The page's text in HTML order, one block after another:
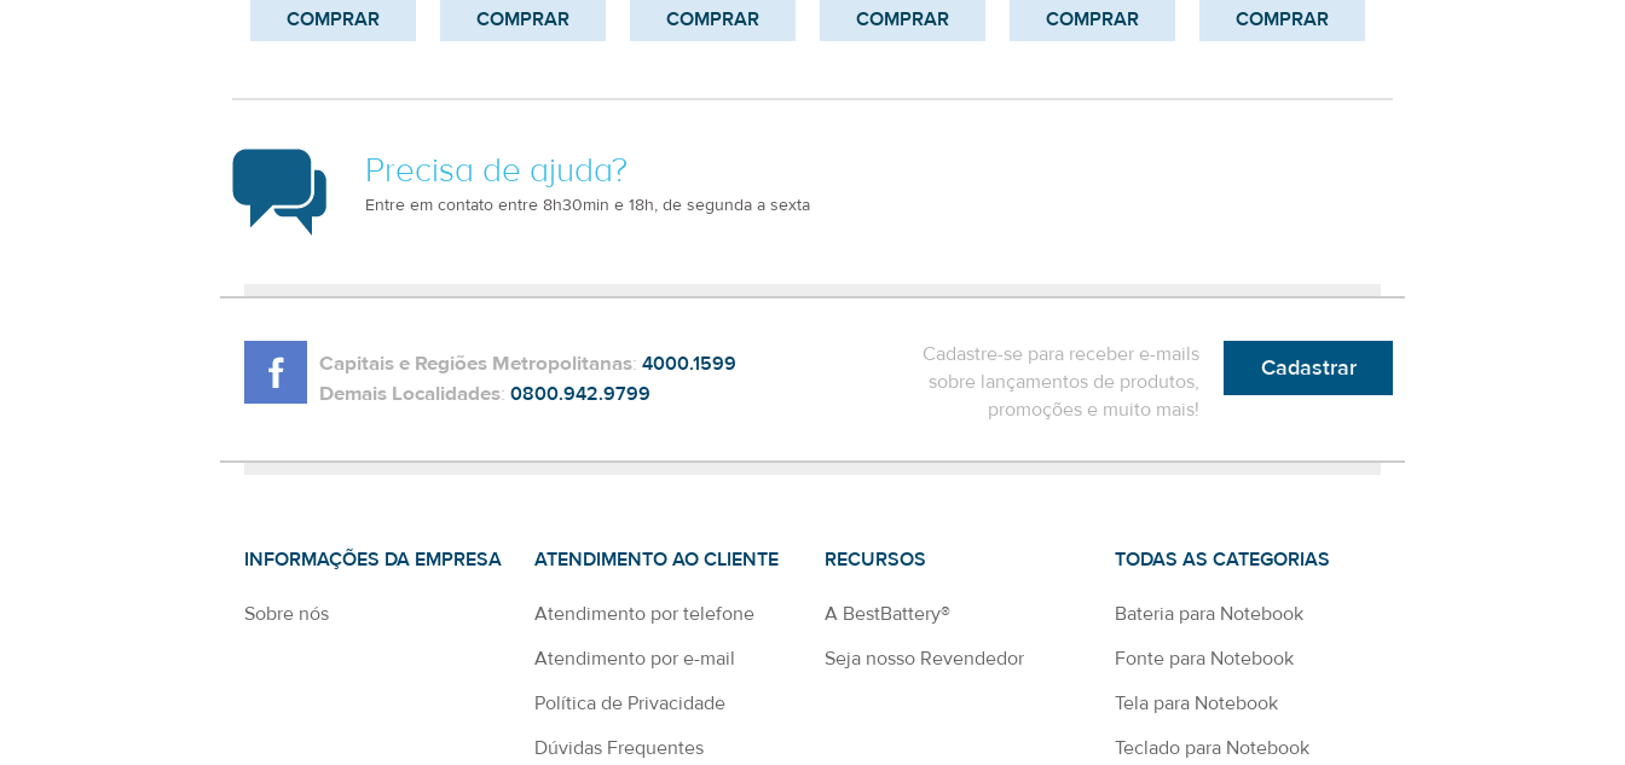
COMPRAR COMPRAR COMPRAR COMPRAR COMPRAR COMPRAR
Precisa de ajuda?
Entre em contato entre 8h30min e 18h, de segunda a sexta
Cadastre-se para receber e-mails
sobre lançamentos de produtos,
promoções e muito mais!
Cadastrar
Capitais e Regiões Metropolitanas: 4000.1599
Demais Localidades: 0800.942.9799
INFORMAÇÕES DA EMPRESA
Sobre nós
ATENDIMENTO AO CLIENTE
Atendimento por telefone
Atendimento por e-mail
Política de Privacidade
Dúvidas Frequentes
RECURSOS
A BestBattery®
Seja nosso Revendedor
TODAS AS CATEGORIAS
Bateria para Notebook
Fonte para Notebook
Tela para Notebook
Teclado para Notebook